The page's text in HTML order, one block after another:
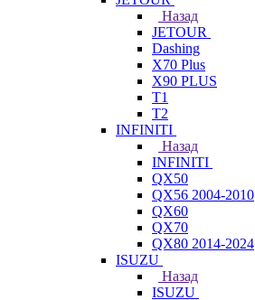
Назад
JETOUR
Dashing
X70 Plus
X90 PLUS
T1
T2
INFINITI
Назад
INFINITI
QX50
QX56 2004-2010
QX60
QX70
QX80 2014-2024
ISUZU
Назад
ISUZU